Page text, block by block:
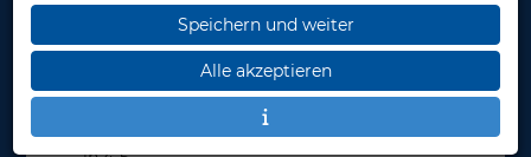
Herstellerpreis: 409,00 €
355,00 €
Lieferbar
Speichern und weiter
Alle akzeptieren